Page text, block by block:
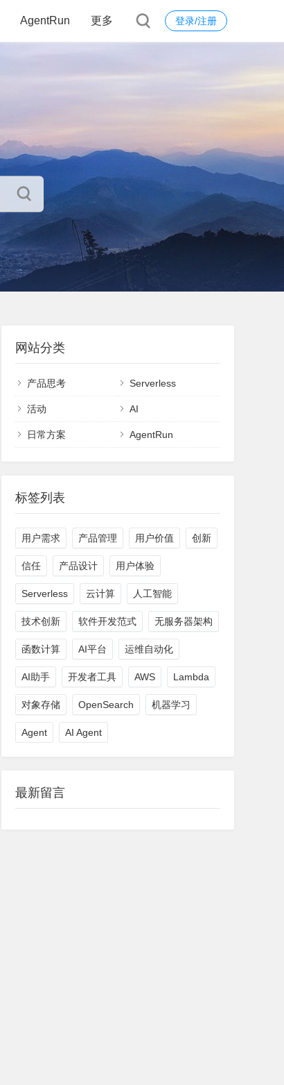
登录/注册
AgentRun 更多
网站分类
产品思考 Serverless
活动 AI
日常方案 AgentRun
标签列表
用户需求 产品管理 用户价值 创新
信任 产品设计 用户体验
Serverless 云计算 人工智能
技术创新 软件开发范式 无服务器架构
函数计算 AI平台 运维自动化
AI助手 开发者工具 AWS Lambda
对象存储 OpenSearch 机器学习
Agent AI Agent
最新留言